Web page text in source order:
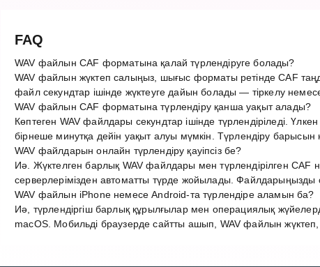
FAQ
WAV файлын CAF форматына қалай түрлендіруге болады?
WAV файлын жүктеп салыңыз, шығыс форматы ретінде CAF
файл секундтар ішінде жүктеуге дайын болады — тіркелу
WAV файлын CAF форматына түрлендіру қанша уақыт алады?
Көптеген WAV файлдары секундтар ішінде түрлендіріледі.
бірнеше минутқа дейін уақыт алуы мүмкін. Түрлендіру
WAV файлдарын онлайн түрлендіру қауіпсіз бе?
Иә. Жүктелген барлық WAV файлдары мен түрлендірілген CAF
серверлерімізден автоматты түрде жойылады. Файлдарыңызды
WAV файлын iPhone немесе Android-та түрлендіре аламын ба?
Иә, түрлендіргіш барлық құрылғылар мен операциялық
macOS. Мобильді браузерде сайтты ашып, WAV файлын